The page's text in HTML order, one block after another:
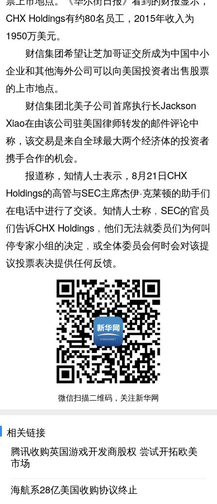
CHX Holdings有约80名员工，2015年收入为
1950万美元。
财信集团希望让芝加哥证交所成为中国中小
企业和其他海外公司可以向美国投资者出售股票
的上市地点。
财信集团北美子公司首席执行长Jackson
Xiao在由该公司驻美国律师转发的邮件评论中
称，该交易是来自全球最大两个经济体的投资者
携手合作的机会。
报道称，知情人士表示，8月21日CHX
Holdings的高管与SEC主席杰伊·克莱顿的助手们
在电话中进行了交谈。知情人士称﹐SEC的官员
们告诉CHX Holdings﹐他们无法就委员们为何叫
停专家小组的决定﹐或全体委员会何时会对该提
议投票表决提供任何反馈。
微信扫描二维码，关注新华网
相关链接
腾讯收购英国游戏开发商股权 尝试开拓欧美
市场
海航系28亿美国收购协议终止